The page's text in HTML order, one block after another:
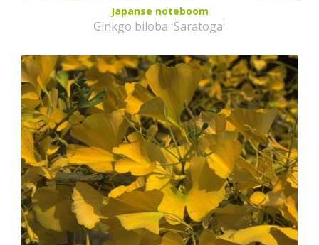
Japanse noteboom
Ginkgo biloba 'Saratoga'